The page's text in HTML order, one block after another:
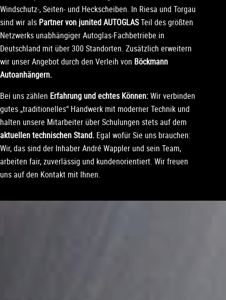
Windschutz-, Seiten- und Heckscheiben. In Riesa und Torgau
sind wir als Partner von junited AUTOGLAS Teil des größten
Netzwerks unabhängiger Autoglas-Fachbetriebe in
Deutschland mit über 300 Standorten. Zusätzlich erweitern
wir unser Angebot durch den Verleih von Böckmann
Autoanhängern.
Bei uns zählen Erfahrung und echtes Können: Wir verbinden
gutes „traditionelles“ Handwerk mit moderner Technik und
halten unsere Mitarbeiter über Schulungen stets auf dem
aktuellen technischen Stand. Egal wofür Sie uns brauchen:
Wir, das sind der Inhaber André Wappler und sein Team,
arbeiten fair, zuverlässig und kundenorientiert. Wir freuen
uns auf den Kontakt mit Ihnen.